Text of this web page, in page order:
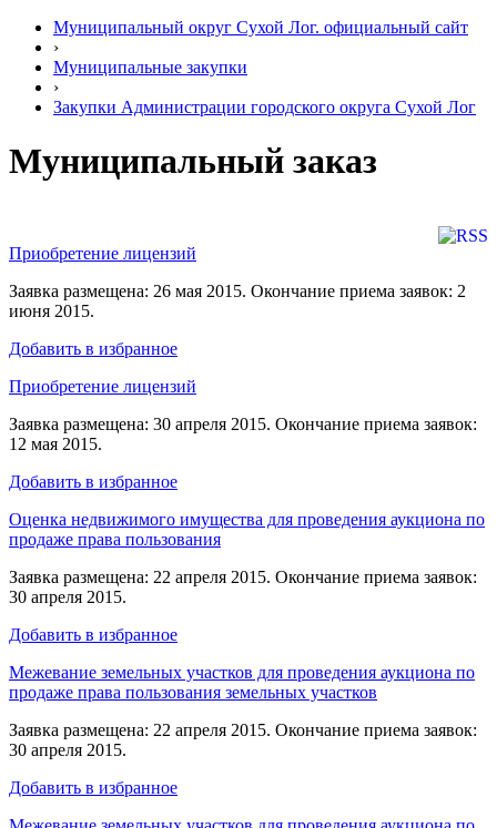
Муниципальный округ Сухой Лог. официальный сайт
›
Муниципальные закупки
›
Закупки Администрации городского округа Сухой Лог
Муниципальный заказ
Приобретение лицензий
Заявка размещена: 26 мая 2015. Окончание приема заявок: 2
июня 2015.
Добавить в избранное
Приобретение лицензий
Заявка размещена: 30 апреля 2015. Окончание приема заявок:
12 мая 2015.
Добавить в избранное
Оценка недвижимого имущества для проведения аукциона по
продаже права пользования
Заявка размещена: 22 апреля 2015. Окончание приема заявок:
30 апреля 2015.
Добавить в избранное
Межевание земельных участков для проведения аукциона по
продаже права пользования земельных участков
Заявка размещена: 22 апреля 2015. Окончание приема заявок:
30 апреля 2015.
Добавить в избранное